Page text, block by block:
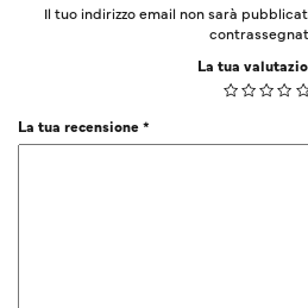
Il tuo indirizzo email non sarà
La tua
La tua recensione*